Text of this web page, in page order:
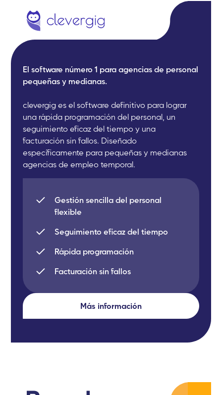
El software número 1 para agencias de personal
pequeñas y medianas.
clevergig es el software definitivo para lograr
una rápida programación del personal, un
seguimiento eficaz del tiempo y una
facturación sin fallos. Diseñado
específicamente para pequeñas y medianas
agencias de empleo temporal.
Gestión sencilla del personal
flexible
Seguimiento eficaz del tiempo
Rápida programación
Facturación sin fallos
Más información